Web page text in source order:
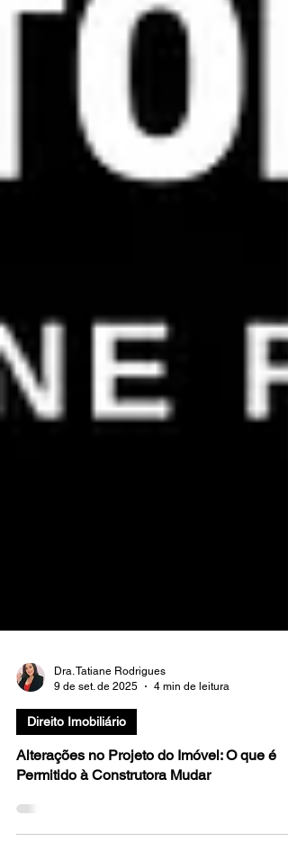
Dra. Tatiane Rodrigues
9 de set. de 2025
4 min de leitura
Direito Imobiliário
Alterações no Projeto do Imóvel: O que é